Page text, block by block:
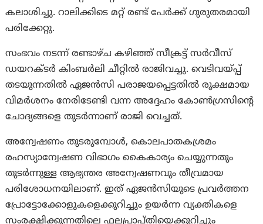
കലാശിച്ചു. റാലിക്കിടെ മറ്റ് രണ്ട് പേര്‍ക്ക് ഗുരുതരമായി
പരിക്കേറ്റു.
സംഭവം നടന്ന് രണ്ടാഴ്ച കഴിഞ്ഞ് സീക്രട്ട് സർവീസ്
ഡയറക്ടർ കിംബർലി ചീറ്റിൽ രാജിവച്ചു. വെടിവയ്പ്പ്
തടയുന്നതിൽ ഏജൻസി പരാജയപ്പെട്ടതിൽ രൂക്ഷമായ
വിമർശനം നേരിടേണ്ടി വന്ന അദ്ദേഹം കോൺഗ്രസിൻ്റെ
ചോദ്യങ്ങളെ തുടർന്നാണ് രാജി വെച്ചത്.
അന്വേഷണം തുടരുമ്പോൾ, കൊലപാതകശ്രമം
രഹസ്യാന്വേഷണ വിഭാഗം കൈകാര്യം ചെയ്യുന്നതും
തുടർന്നുള്ള ആഭ്യന്തര അന്വേഷണവും തീവ്രമായ
പരിശോധനയിലാണ്. ഇത് ഏജൻസിയുടെ പ്രവർത്തന
പ്രോട്ടോക്കോളുകളെക്കുറിച്ചും ഉയർന്ന വ്യക്തികളെ
സംരക്ഷിക്കുന്നതിലെ ഫലപ്രാപ്തിയെക്കുറിച്ചും